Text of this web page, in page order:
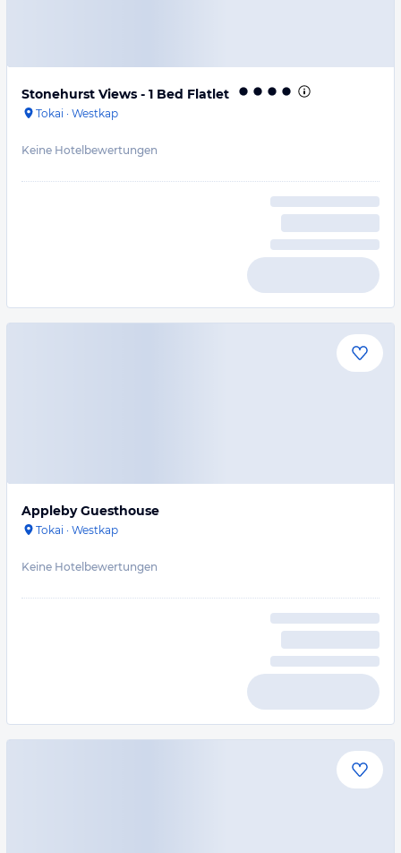
Stonehurst Views - 1 Bed Flatlet
Tokai · Westkap
Keine Hotelbewertungen
Appleby Guesthouse
Tokai · Westkap
Keine Hotelbewertungen